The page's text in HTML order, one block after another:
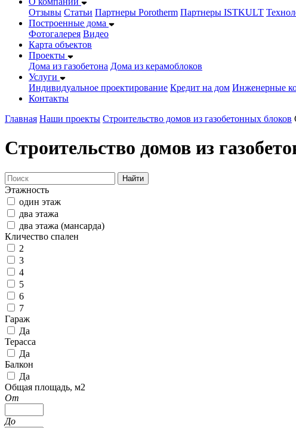
Отзывы Статьи Партнеры Porotherm Партнеры ISTKULT
Построенные дома
Фотогалерея Видео
Карта объектов
Проекты
Дома из газобетонa Дома из керамоблоков
Услуги
Индивидуальное проектирование Кредит на дом Инженерные
Контакты
Главная Наши проекты Строительство домов из газобетонных блоков
Строительство домов из
Найти
Этажность
один этаж
два этажа
два этажа (мансарда)
Кличество спален
2
3
4
5
6
7
Гараж
Да
Терасса
Да
Балкон
Да
Общая площадь, м2
От
До